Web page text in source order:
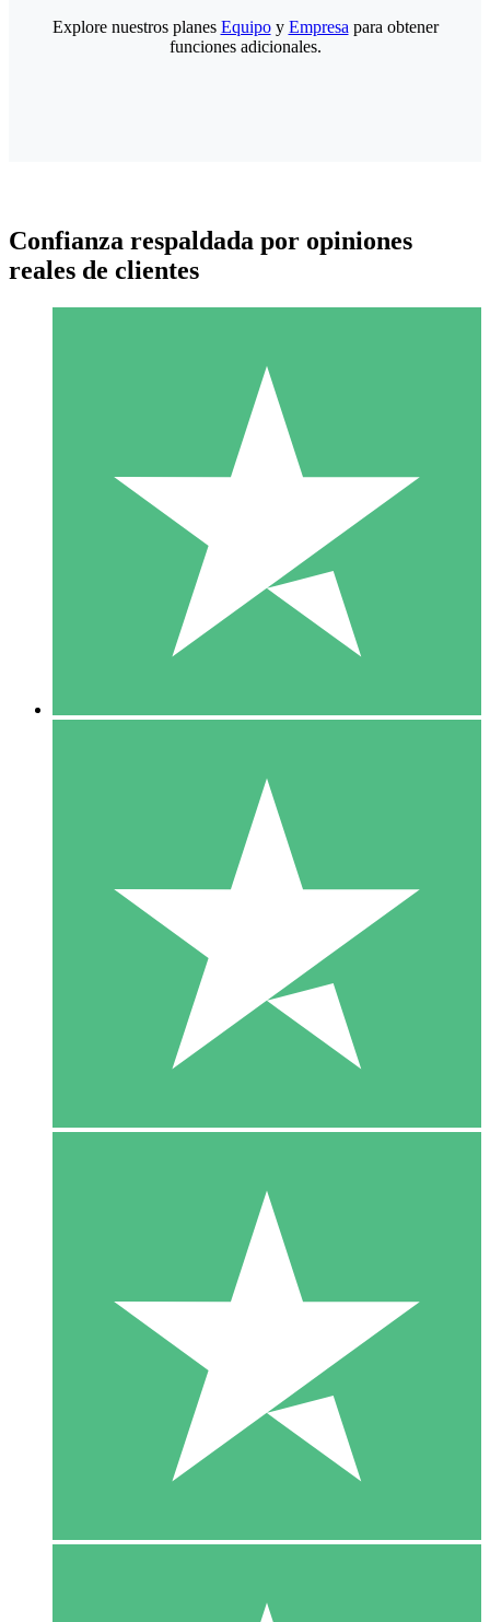
Paquetes de Créditos Individuales
Paga según el uso con créditos de descarga. Sin compromiso
10 00
10 Descargas
20 00
Explore nuestros planes Equipoy Empresa para obtener
funciones adicionales.
Confianza respaldada por opiniones
reales de clientes